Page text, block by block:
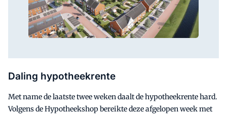
Daling hypotheekrente
Met name de laatste twee weken daalt de hypotheekrente hard.
Volgens de Hypotheekshop bereikte deze afgelopen week met